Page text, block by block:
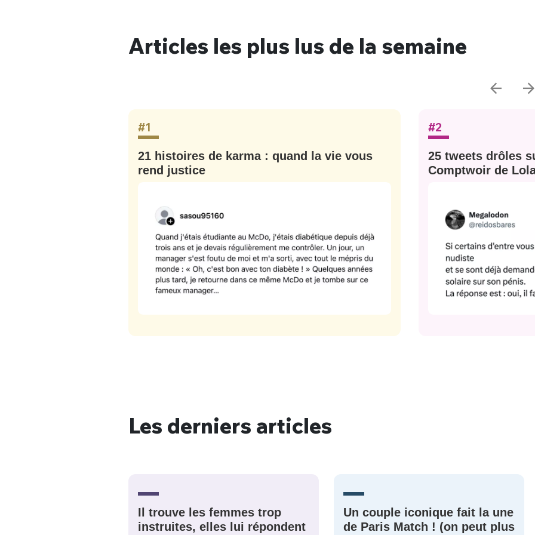
Articles les plus lus de la semaine
#1
21 histoires de karma : quand la vie vous
rend justice
#2
25 tweets drôles
Comptwoir de Lola
Les derniers articles
Il trouve les femmes trop
instruites, elles lui répondent
Un couple iconique fait la une
de Paris Match ! (on peut plus